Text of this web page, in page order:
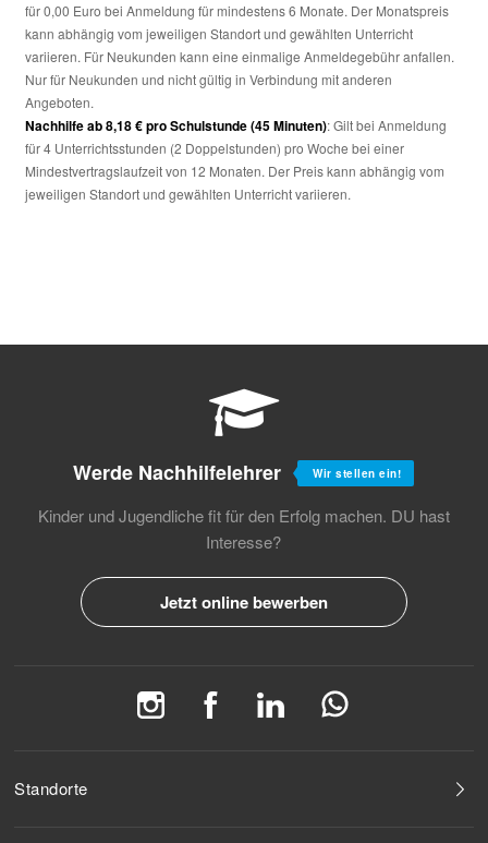
für 0,00 Euro bei Anmeldung für mindestens 6 Monate. Der Monatspreis
kann abhängig vom jeweiligen Standort und gewählten Unterricht
variieren. Für Neukunden kann eine einmalige Anmeldegebühr anfallen.
Nur für Neukunden und nicht gültig in Verbindung mit anderen
Angeboten.
Nachhilfe ab 8,18 € pro Schulstunde (45 Minuten): Gilt bei Anmeldung
für 4 Unterrichtsstunden (2 Doppelstunden) pro Woche bei einer
Mindestvertragslaufzeit von 12 Monaten. Der Preis kann abhängig vom
jeweiligen Standort und gewählten Unterricht variieren.
Standorte
Werde Nachhilfelehrer Wir stellen ein!
Kinder und Jugendliche fit für den Erfolg machen. DU hast
Interesse?
Jetzt online bewerben